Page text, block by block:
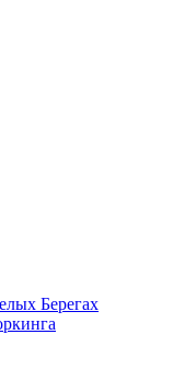
Берегах